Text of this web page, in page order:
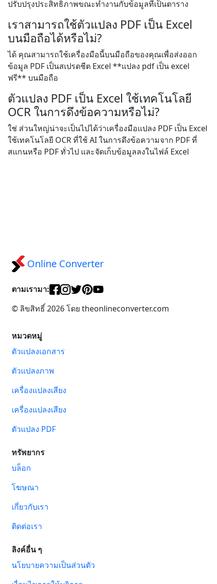
ปรับปรุงประสิทธิภาพขณะทำงานกับข้อมูลที่เป็นตาราง
เราสามารถใช้ตัวแปลง PDF เป็น Excel
บนมือถือได้หรือไม่?
ได้ คุณสามารถใช้เครื่องมือนี้บนมือถือของคุณเพื่อส่งออก
ข้อมูล PDF เป็นสเปรดชีต Excel **แปลง pdf เป็น excel
ฟรี** บนมือถือ
ตัวแปลง PDF เป็น Excel ใช้เทคโนโลยี
OCR ในการดึงข้อความหรือไม่?
ใช่ ส่วนใหญ่น่าจะเป็นไปได้ว่าเครื่องมือแปลง PDF เป็น Excel
ใช้เทคโนโลยี OCR ที่ใช้ AI ในการดึงข้อความจาก PDF ที่
สแกนหรือ PDF ทั่วไป และจัดเก็บข้อมูลลงในไฟล์ Excel
Online Converter
ตามเรามา:
© ลิขสิทธิ์ 2026 โดย theonlineconverter.com
หมวดหมู่
ตัวแปลงเอกสาร
ตัวแปลงภาพ
เครื่องแปลงเสียง
เครื่องแปลงเสียง
ตัวแปลง PDF
ทรัพยากร
บล็อก
โฆษณา
เกี่ยวกับเรา
ติดต่อเรา
ลิงค์อื่น ๆ
นโยบายความเป็นส่วนตัว